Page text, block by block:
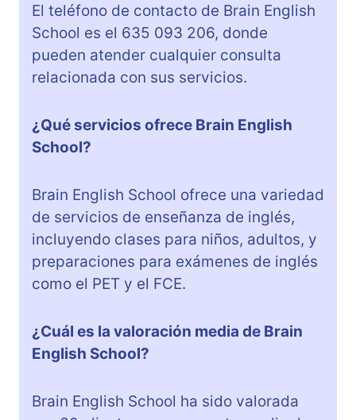
El teléfono de contacto de Brain English
School es el 635 093 206, donde
pueden atender cualquier consulta
relacionada con sus servicios.
¿Qué servicios ofrece Brain English
School?
Brain English School ofrece una variedad
de servicios de enseñanza de inglés,
incluyendo clases para niños, adultos, y
preparaciones para exámenes de inglés
como el PET y el FCE.
¿Cuál es la valoración media de Brain
English School?
Brain English School ha sido valorada